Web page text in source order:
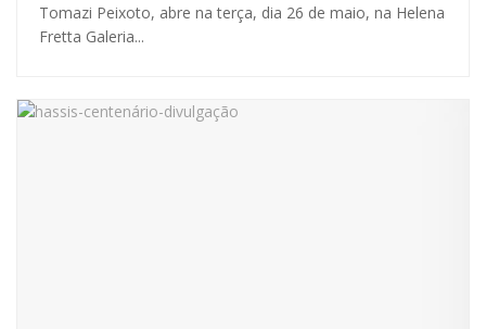
Tomazi Peixoto, abre na terça, dia 26 de maio, na Helena
Fretta Galeria...